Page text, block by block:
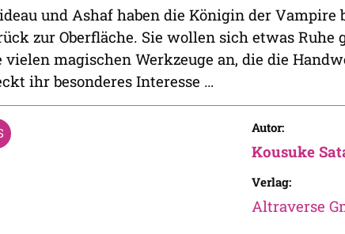
und Ashaf haben die Königin der
zur Oberfläche. Sie wollen sich etwas
vielen magischen Werkzeuge an, die die
ihr besonderes Interesse …
Autor:
Kousuke
Verlag:
Altraverse